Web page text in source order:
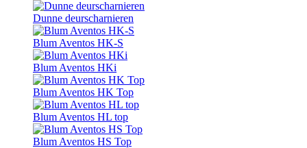
Dunne deurscharnieren
Blum Aventos HK-S
Blum Aventos HKi
Blum Aventos HK Top
Blum Aventos HL top
Blum Aventos HS Top